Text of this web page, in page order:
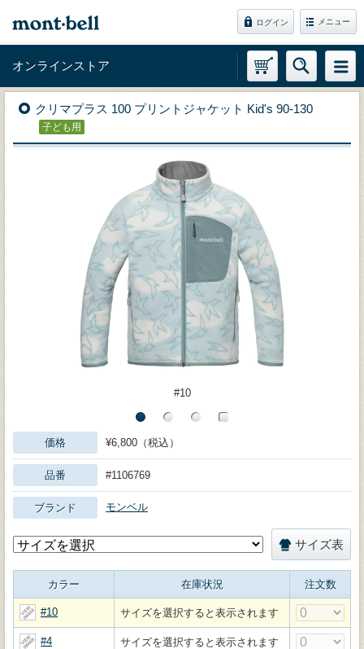
ログイン メニュー
オンラインストア
クリマプラス 100 プリントジャケット Kid's 90-130
子ども用
#10
価格 ¥6,800（税込）
品番 #1106769
ブランド モンベル
サイズ表
カラー 在庫状況 注文数
#10 サイズを選択すると表示されます
#4 サイズを選択すると表示されます